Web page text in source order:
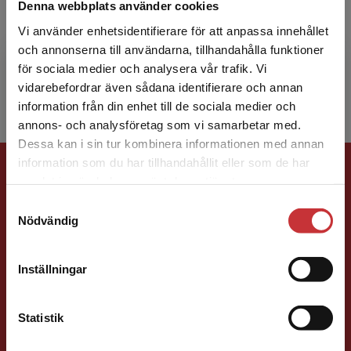
Denna webbplats använder cookies
Vi använder enhetsidentifierare för att anpassa innehållet
och annonserna till användarna, tillhandahålla funktioner
för sociala medier och analysera vår trafik. Vi
vidarebefordrar även sådana identifierare och annan
information från din enhet till de sociala medier och
annons- och analysföretag som vi samarbetar med.
Dessa kan i sin tur kombinera informationen med annan
information som du har tillhandahållit eller som de har
Nödvändig
Inställningar
Statistik
Begränsad fraktregion
Det verkar som att du besöker
studentlitteratur.se via en enhet utanför Sverige.
Vi erbjuder inte leveranser utanför Sverige. För
att kunna slutföra ett köp måste
Hindrik Mulder är professor i ämnesomsättning
vid Medicinska fakulteten i Lund och leder en
forskargrupp vid Lund University Diabetes
Centre. Han u...
Förlagskontakt